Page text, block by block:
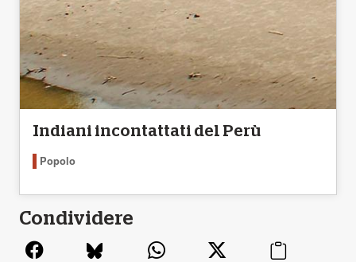
Indiani incontattati del Perù
Popolo
Condividere